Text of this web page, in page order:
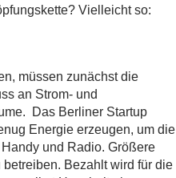
Vielleicht so:
müssen zunächst die
an Strom- und
Das Berliner Startup
Energie erzeugen, um die
und Radio. Größere
Bezahlt wird für die